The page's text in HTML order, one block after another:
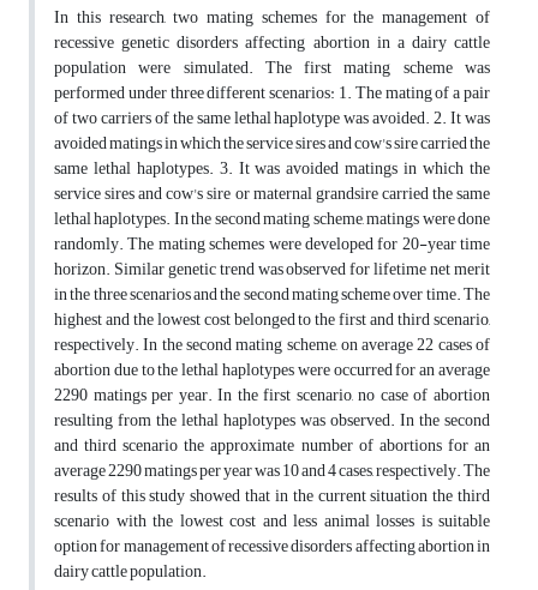
In this research, two mating schemes for the management of
recessive genetic disorders affecting abortion in a dairy cattle
population were simulated. The first mating scheme was
performed under three different scenarios: 1. The mating of a pair
of two carriers of the same lethal haplotype was avoided. 2. It was
avoided matings in which the service sires and cow's sire carried the
same lethal haplotypes. 3. It was avoided matings in which the
service sires and cow's sire or maternal grandsire carried the same
lethal haplotypes. In the second mating scheme, matings were done
randomly. The mating schemes were developed for 20-year time
horizon. Similar genetic trend was observed for lifetime net merit
in the three scenarios and the second mating scheme over time. The
highest and the lowest cost belonged to the first and third scenario,
respectively. In the second mating scheme, on average 22 cases of
abortion due to the lethal haplotypes were occurred for an average
2290 matings per year. In the first scenario, no case of abortion
resulting from the lethal haplotypes was observed. In the second
and third scenario the approximate number of abortions for an
average 2290 matings per year was 10 and 4 cases, respectively. The
results of this study showed that in the current situation the third
scenario with the lowest cost and less animal losses is suitable
option for management of recessive disorders affecting abortion in
dairy cattle population.